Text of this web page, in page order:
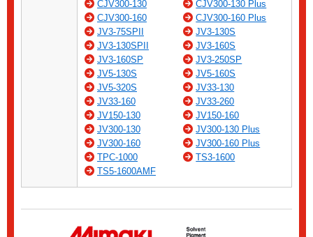
CJV300-130
CJV300-130 Plus
CJV300-160
CJV300-160 Plus
JV3-75SPII
JV3-130S
JV3-130SPII
JV3-160S
JV3-160SP
JV3-250SP
JV5-130S
JV5-160S
JV5-320S
JV33-130
JV33-160
JV33-260
JV150-130
JV150-160
JV300-130
JV300-130 Plus
JV300-160
JV300-160 Plus
TPC-1000
TS3-1600
TS5-1600AMF